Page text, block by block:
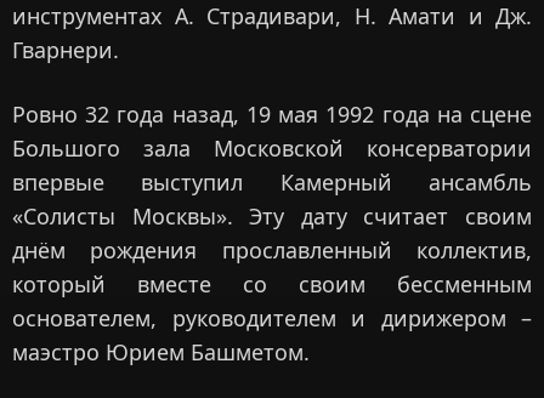
инструментах А. Страдивари, Н. Амати и Дж.
Гварнери.
Ровно 32 года назад, 19 мая 1992 года на сцене
Большого зала Московской консерватории
впервые выступил Камерный ансамбль
«Солисты Москвы». Эту дату считает своим
днём рождения прославленный коллектив,
который вместе со своим бессменным
основателем, руководителем и дирижером –
маэстро Юрием Башметом.